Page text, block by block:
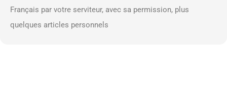
Français par votre serviteur, avec sa permission, plus
quelques articles personnels